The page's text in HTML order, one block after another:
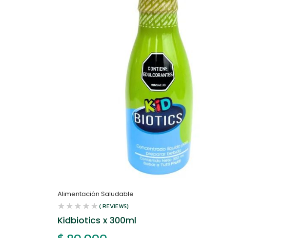
Alimentación Saludable
( REVIEWS)
Kidbiotics x 300ml